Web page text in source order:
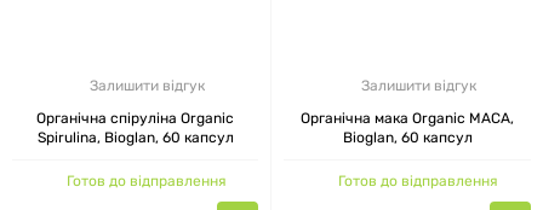
Залишити відгук
Органічна спіруліна Organic
Spirulina, Bioglan, 60 капсул
Готов до відправлення
Залишити відгук
Органічна мака Organic MACA,
Bioglan, 60 капсул
Готов до відправлення